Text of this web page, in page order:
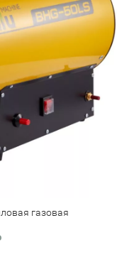
газовая